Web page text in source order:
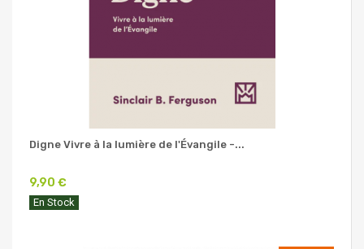
Digne Vivre à la lumière de l'Évangile -...
9,90 €
En Stock